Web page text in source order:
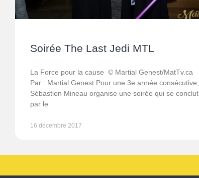
Soirée The Last Jedi MTL
La Force pour la cause © Martial Genest/MatTv.ca
Par : Martial Genest Pour une 3e année consécutive,
Sébastien Mineau organise une soirée qui se conclut
par le
16 décembre 2017